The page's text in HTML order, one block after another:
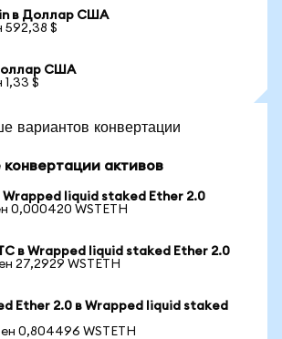
в Доллар США
592,38 $
США
1,33 $
вариантов конвертации
активов
Wrapped liquid staked Ether 2.0
0,000420 WSTETH
в Wrapped liquid staked Ether 2.0
27,2929 WSTETH
Ether 2.0 в Wrapped liquid staked
0,804496 WSTETH